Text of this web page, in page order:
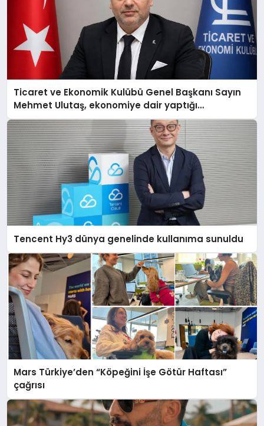
Ticaret ve Ekonomik Kulübü Genel Başkanı Sayın
Mehmet Ulutaş, ekonomiye dair yaptığı
açıklamada şunları kaydetti:
Tencent Hy3 dünya genelinde kullanıma sunuldu
Mars Türkiye’den “Köpeğini İşe Götür Haftası”
çağrısı